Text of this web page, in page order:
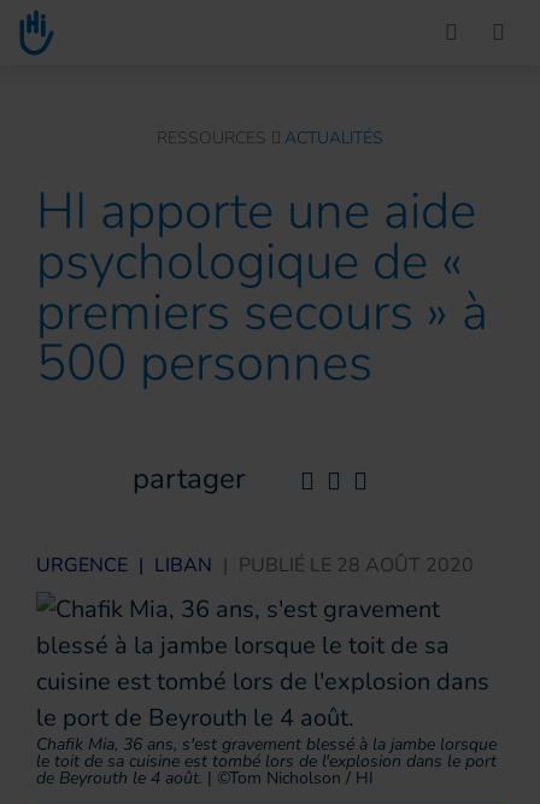
Go to main content
You are here :RESSOURCES ACTUALITÉS
HI apporte une aide
psychologique de «
premiers secours » à
500 personnes
partager
URGENCE | LIBAN | PUBLIÉ LE 28 AOÛT 2020
Chafik Mia, 36 ans, s'est gravement blessé à la jambe lorsque
le toit de sa cuisine est tombé lors de l'explosion dans le port
de Beyrouth le 4 août. | ©Tom Nicholson / HI